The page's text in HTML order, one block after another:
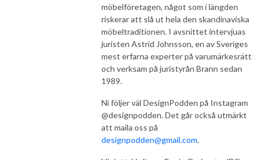
möbelföretagen, något som i längden
riskerar att slå ut hela den skandinaviska
möbeltraditionen. I avsnittet intervjuas
juristen Astrid Johnsson, en av Sveriges
mest erfarna experter på varumärkesrätt
och verksam på juristyrån Brann sedan
1989.
Ni följer väl DesignPodden på Instagram
@designpodden. Det går också utmärkt
att maila oss på
designpodden@gmail.com.